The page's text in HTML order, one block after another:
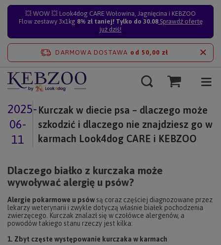
💥 WOW 💥 Look4dog CARE Wołowina, Jagnięcina i KEBZOO
Flow zestawy 3x1kg 8% zł taniej! Tylko do 30.08Sprawdź ofertę
już dziś!
DARMOWA DOSTAWA od 50,00 zł
2025-
06-
11
Kurczak w diecie psa – dlaczego może
szkodzić i dlaczego nie znajdziesz go w
karmach Look4dog CARE i KEBZOO
Dlaczego białko z kurczaka może
wywoływać alergię u psów?
Alergie pokarmowe u psów są coraz częściej diagnozowane przez
lekarzy weterynarii i zwykle dotyczą właśnie białek pochodzenia
zwierzęcego. Kurczak znalazł się w czołówce alergenów, a
powodów takiego stanu rzeczy jest kilka:
1. Zbyt częste występowanie kurczaka w karmach